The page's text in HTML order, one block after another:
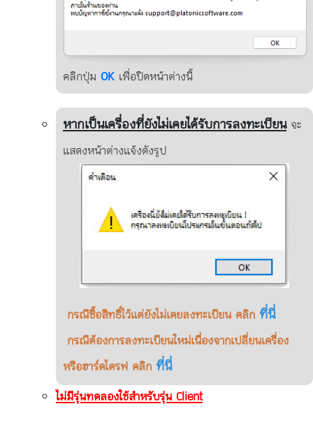
คลิกปุ่ม OK เพื่อปิดหน้าต่างนี้
หากเป็นเครื่องที่ยังไม่เคยได้รับการลงทะเบียนจะ
แสดงหน้าต่างแจ้งดังรูป
กรณีซื้อสิทธิ์ไว้แต่ยังไม่เคยลงทะเบียน คลิก ที่นี่
กรณีต้องการลงทะเบียนใหม่เนื่องจากเปลี่ยนเครื่อง
หรือฮาร์ดไดรฟ คลิก ที่นี่
ไม่มีรุ่นทดลองใช้สำหรับรุ่น Client